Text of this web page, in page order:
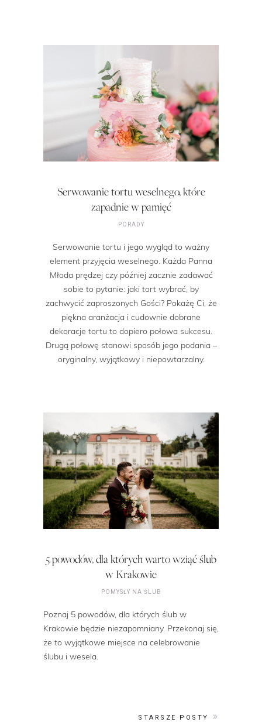
Serwowanie tortu weselnego, które
zapadnie w pamięć
PORADY
Serwowanie tortu i jego wygląd to ważny
element przyjęcia weselnego. Każda Panna
Młoda prędzej czy później zacznie zadawać
sobie to pytanie: jaki tort wybrać, by
zachwycić zaproszonych Gości? Pokażę Ci, że
piękna aranżacja i cudownie dobrane
dekoracje tortu to dopiero połowa sukcesu.
Drugą połowę stanowi sposób jego podania –
oryginalny, wyjątkowy i niepowtarzalny.
5 powodów, dla których warto wziąć ślub
w Krakowie
POMYSŁY NA ŚLUB
Poznaj 5 powodów, dla których ślub w
Krakowie będzie niezapomniany. Przekonaj się,
że to wyjątkowe miejsce na celebrowanie
ślubu i wesela.
STARSZE POSTY